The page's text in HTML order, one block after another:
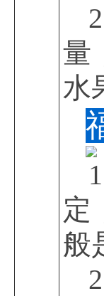
量
水
定
般